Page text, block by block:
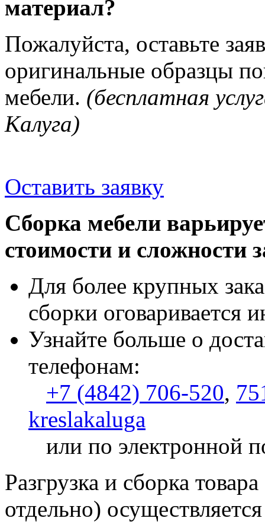
материал?
Пожалуйста, оставьте
оригинальные образцы
мебели. (бесплатная
Калуга)
Оставить заявку
Сборка мебели
стоимости и сложности
Для более крупных
сборки оговаривается
Узнайте больше о
телефонам:
+7 (4842) 706-520,
kreslakaluga
или по электронной
Разгрузка и сборка
отдельно)